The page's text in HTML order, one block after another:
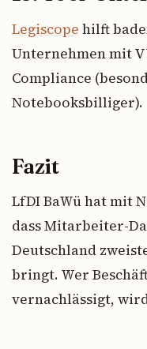
Legiscope hilft
Unternehmen mit
Compliance
Notebooksbilliger).
Fazit
LfDI BaWü hat mit
dass Mitarbeiter-
Deutschland
bringt. Wer
vernachlässigt,